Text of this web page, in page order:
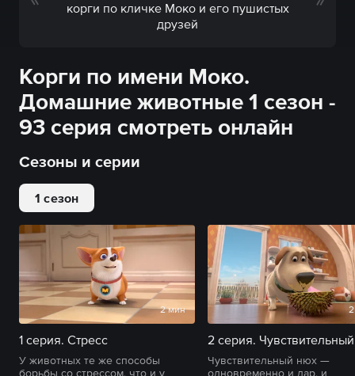
корги по кличке Моко и его пушистых
друзей
Корги по имени Моко.
Домашние животные 1 сезон -
93 серия смотреть онлайн
Сезоны и серии
1 сезон
2 мин
1 серия. Стресс
У животных те же способы
борьбы со стрессом, что и у
2 серия.
Чувствительный нюх —
одновременно и дар, и